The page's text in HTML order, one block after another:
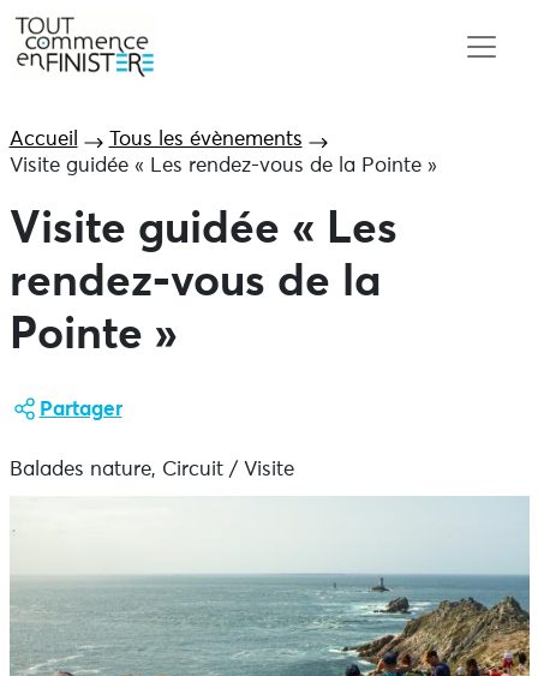
Accueil
Tous les évènements
Visite guidée « Les rendez-vous de la Pointe »
Visite guidée « Les
rendez-vous de la
Pointe »
Partager
Balades nature, Circuit / Visite